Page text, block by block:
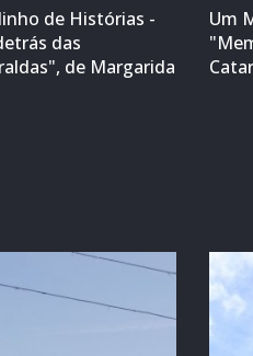
de Histórias -
das
de Margarida
Um